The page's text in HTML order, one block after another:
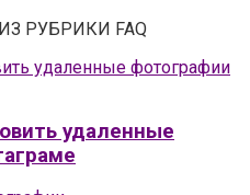
РУБРИКИ FAQ
удаленные